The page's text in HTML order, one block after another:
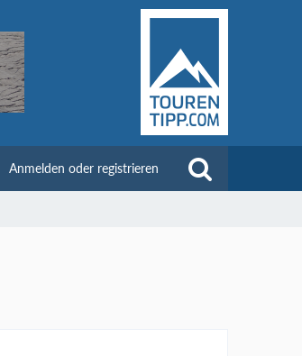
Anmelden oder registrieren